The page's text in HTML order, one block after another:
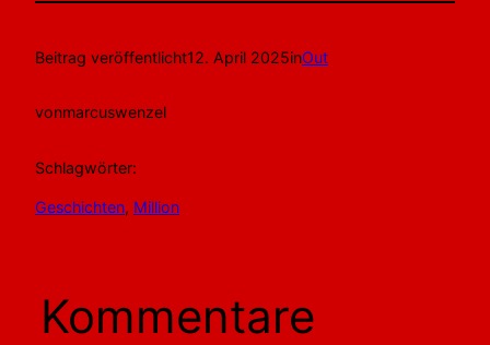
Beitrag veröffentlicht12. April 2025inOut
vonmarcuswenzel
Schlagwörter:
Geschichten, Million
Kommentare